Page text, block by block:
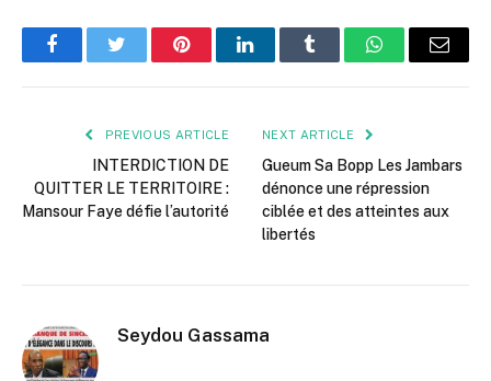
FacebookTwitter PinterestLinkedInTumblr WhatsAppEmail
PREVIOUS ARTICLE
INTERDICTION DE
QUITTER LE TERRITOIRE :
Mansour Faye défie l’autorité
NEXT ARTICLE
Gueum Sa Bopp Les Jambars
dénonce une répression
ciblée et des atteintes aux
libertés
Seydou Gassama